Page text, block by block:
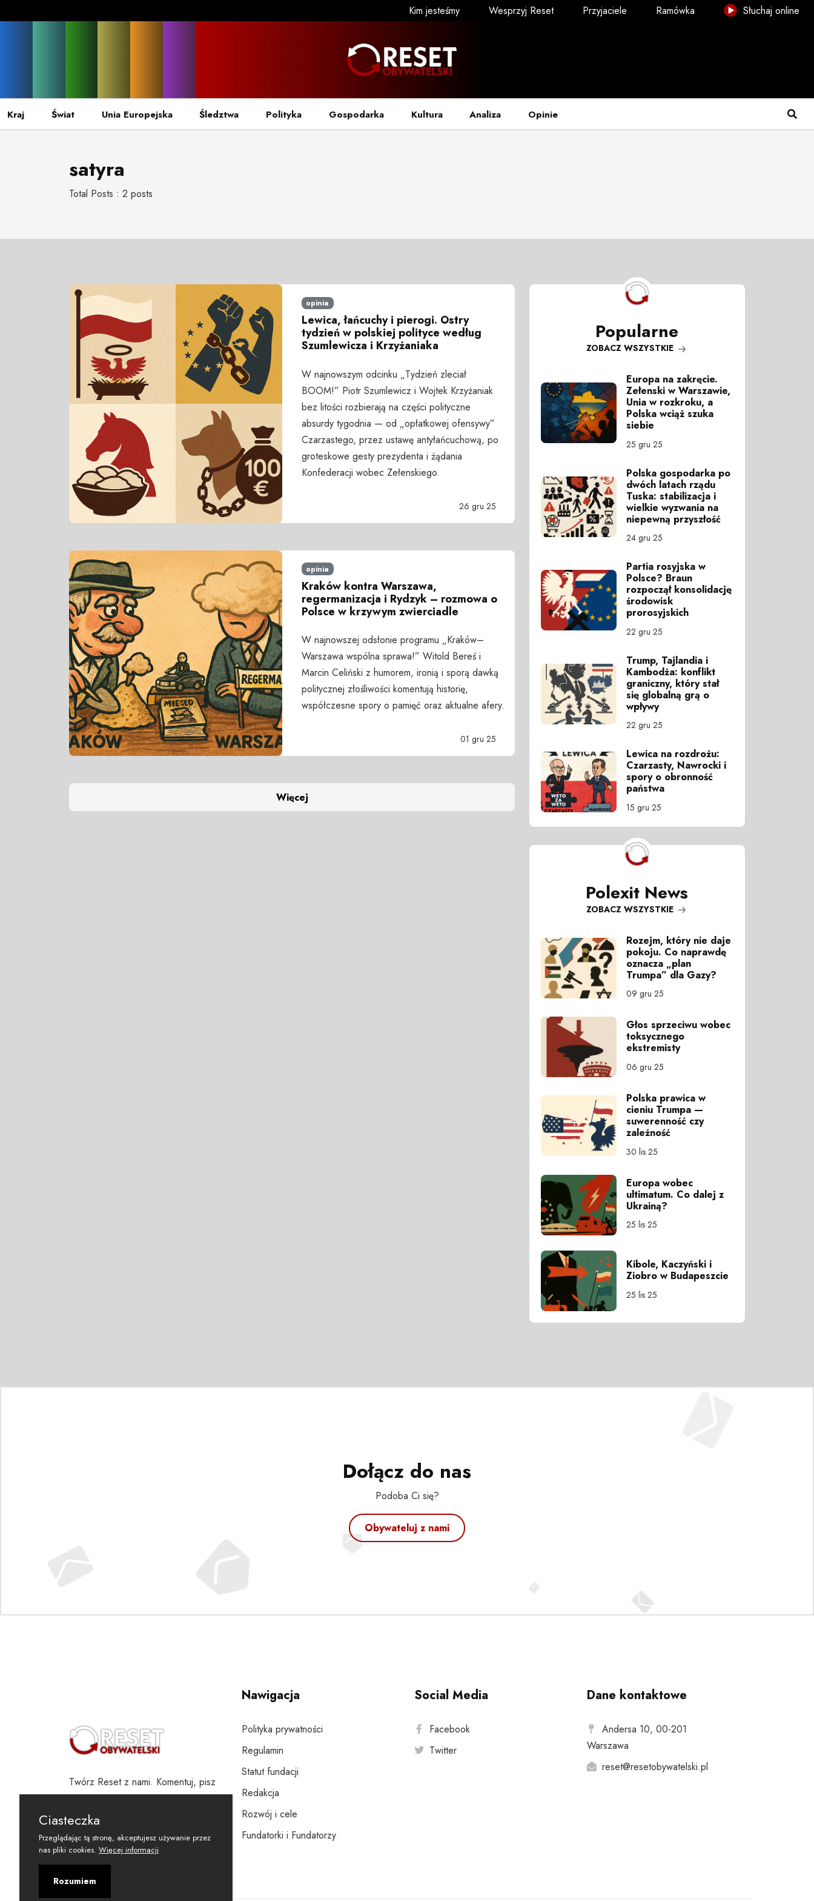
Kim jesteśmy Wesprzyj Reset Przyjaciele Ramówka Słuchaj online
Kraj Świat Unia Europejska Śledztwa Polityka Gospodarka Kultura Analiza Opinie
satyra
Total Posts : 2 posts
opinia
Lewica, łańcuchy i pierogi. Ostry
tydzień w polskiej polityce według
Szumlewicza i Krzyżaniaka
W najnowszym odcinku „Tydzień zleciał
BOOM!” Piotr Szumlewicz i Wojtek Krzyżaniak
bez litości rozbierają na części polityczne
absurdy tygodnia — od „opłatkowej ofensywy”
Czarzastego, przez ustawę antyłańcuchową, po
groteskowe gesty prezydenta i żądania
Konfederacji wobec Zełenskiego.
26 gru 25
opinia
Kraków kontra Warszawa,
regermanizacja i Rydzyk – rozmowa o
Polsce w krzywym zwierciadle
W najnowszej odsłonie programu „Kraków–
Warszawa wspólna sprawa!” Witold Bereś i
Marcin Celiński z humorem, ironią i sporą dawką
politycznej złośliwości komentują historię,
współczesne spory o pamięć oraz aktualne afery.
01 gru 25
Więcej
Popularne
ZOBACZ WSZYSTKIE
Europa na zakręcie.
Zełenski w Warszawie,
Unia w rozkroku, a
Polska wciąż szuka
siebie
25 gru 25
Polska gospodarka po
dwóch latach rządu
Tuska: stabilizacja i
wielkie wyzwania na
niepewną przyszłość
24 gru 25
Partia rosyjska w
Polsce? Braun
rozpoczął konsolidację
środowisk
prorosyjskich
22 gru 25
Trump, Tajlandia i
Kambodża: konflikt
graniczny, który stał
się globalną grą o
wpływy
22 gru 25
Lewica na rozdrożu:
Czarzasty, Nawrocki i
spory o obronność
państwa
15 gru 25
Polexit News
ZOBACZ WSZYSTKIE
Rozejm, który nie daje
pokoju. Co naprawdę
oznacza „plan
Trumpa” dla Gazy?
09 gru 25
Głos sprzeciwu wobec
toksycznego
ekstremisty
06 gru 25
Polska prawica w
cieniu Trumpa —
suwerenność czy
zależność
30 lis 25
Europa wobec
ultimatum. Co dalej z
Ukrainą?
25 lis 25
Kibole, Kaczyński i
Ziobro w Budapeszcie
25 lis 25
Dołącz do nas
Podoba Ci się?
Obywateluj z nami
Twórz Reset z nami. Komentuj, pisz
i wspieraj
Nawigacja
Polityka prywatności
Regulamin
Statut fundacji
Redakcja
Rozwój i cele
Fundatorki i Fundatorzy
Social Media
Facebook
Twitter
Dane kontaktowe
Andersa 10, 00-201
Warszawa
reset@resetobywatelski.pl
Ciasteczka
Przeglądając tą stronę, akceptujesz używanie przez
nas pliki cookies. Więcej informacji
Rozumiem